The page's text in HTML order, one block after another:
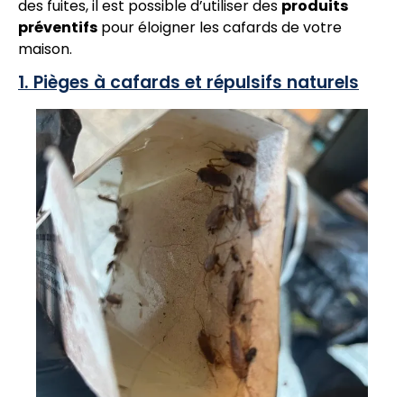
des fuites, il est possible d’utiliser des produits
préventifs pour éloigner les cafards de votre
maison.
1. Pièges à cafards et répulsifs naturels